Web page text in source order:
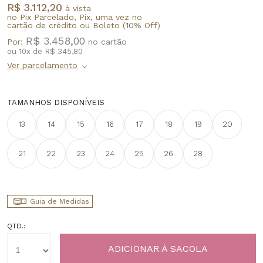
R$ 3.112,20 à vista
no Pix Parcelado, Pix, uma vez no
cartão de crédito ou Boleto (10% Off)
Por: R$ 3.458,00
ou 10x de R$ 345,80
TAMANHOS DISPONÍVEIS
13 14 15 16 17 18 19 20
21 22 23 24 25 26 28
Guia de Medidas
QTD.: